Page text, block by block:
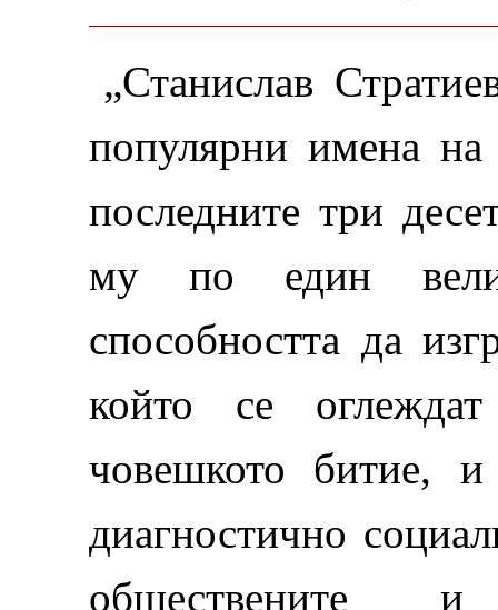
„Станислав
популярни имена на
последните три
му по един
способността да
който се
човешкото битие,
диагностично
обществените